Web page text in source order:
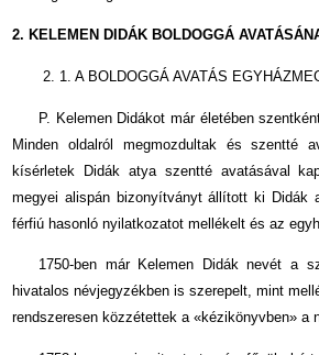
2. KELEMEN DIDÁK BOLDOGGÁ
2. 1. A BOLDOGGÁ AVATÁS
P. Kelemen Didákot már életében
Minden oldalról megmozdultak és szentté
kísérletek Didák atya szentté avatásával
megyei alispán bizonyítványt állított ki Didák
férfiú hasonló nyilatkozatot mellékelt és az
1750-ben már Kelemen Didák nevét a
hivatalos névjegyzékben is szerepelt, mint
rendszeresen közzétettek a «kézikönyvben»